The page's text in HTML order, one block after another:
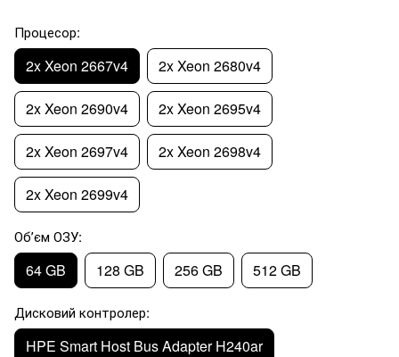
Процесор:
2x Xeon 2667v4 2x Xeon 2680v4
2x Xeon 2690v4 2x Xeon 2695v4
2x Xeon 2697v4 2x Xeon 2698v4
2x Xeon 2699v4
Обʼєм ОЗУ:
64 GB 128 GB 256 GB 512 GB
Дисковий контролер:
HPE Smart Host Bus Adapter H240ar